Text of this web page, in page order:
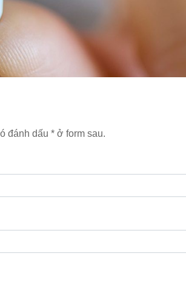
đánh dấu * ở form sau.